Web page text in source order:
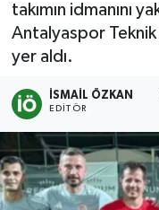
takımın idmanını
Antalyaspor
yer aldı.
İSMAIL ÖZKAN
EDITÖR
Spor
Sağlık
Teknoloji
Turizm
Kültür - Sanat
Tüm Manşetler
Son Dakika
Haber Arşivi